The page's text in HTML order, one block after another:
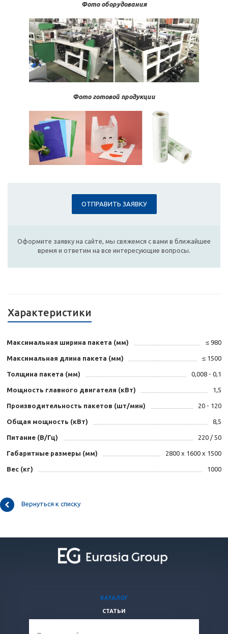
Фото оборудования
Фото готовой продукции
ОТПРАВИТЬ ЗАЯВКУ
Оформите заявку на сайте, мы свяжемся с вами в ближайшее
время и ответим на все интересующие вопросы.
Характеристики
Максимальная ширина пакета (мм) ≤ 980
Максимальная длина пакета (мм) ≤ 1500
Толщина пакета (мм) 0,008 - 0,1
Мощность главного двигателя (кВт) 1,5
Производительность пакетов (шт/мин) 20 - 120
Общая мощность (кВт) 8,5
Питание (В/Гц) 220 / 50
Габаритные размеры (мм) 2800 х 1600 х 1500
Вес (кг) 1000
Вернуться к списку
КАТАЛОГ
СТАТЬИ